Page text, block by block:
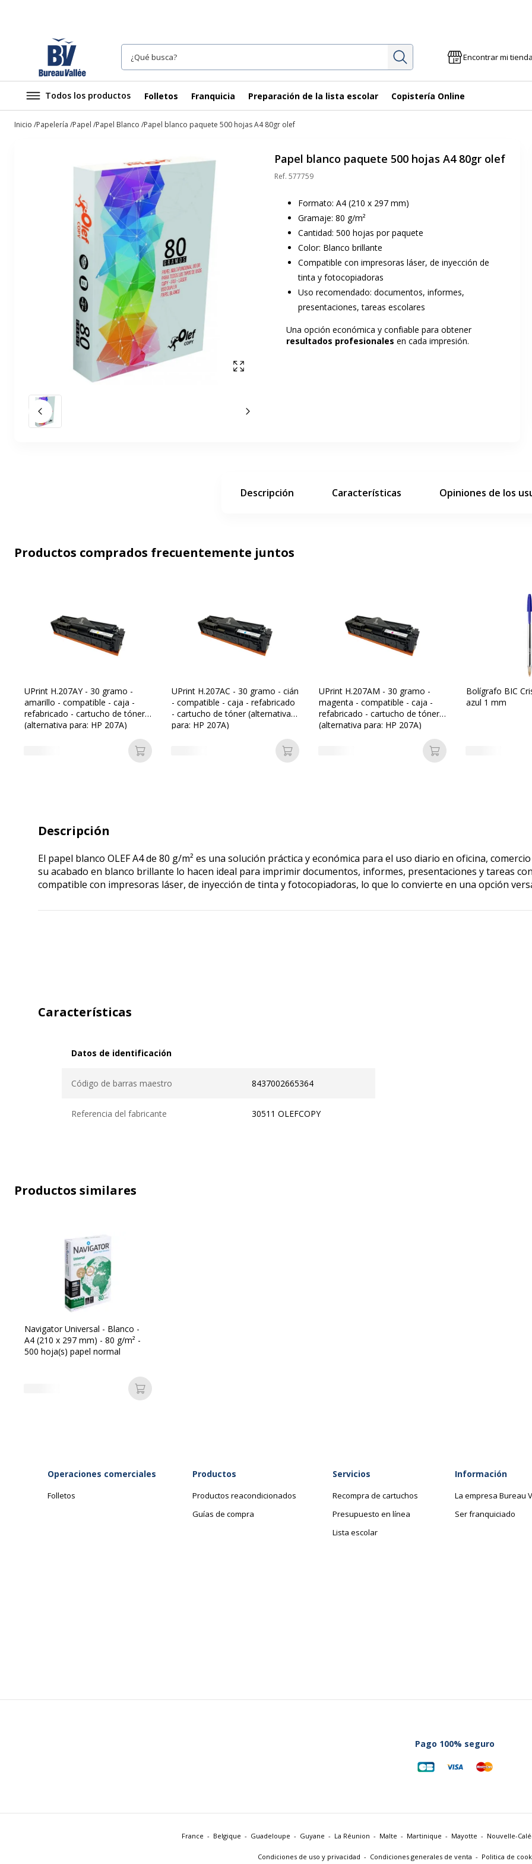
InvestigaciónEncontrar mi tienda
Todos los productos Folletos Franquicia Preparación de la lista escolar Copistería Online
Inicio Papelería Papel Papel Blanco Papel blanco paquete 500 hojas A4 80gr olef
Mostrar pantalla completa
Diapositiva anterior La siguiente diapositiva
Papel blanco paquete 500 hojas A4 80gr olef
Ref. 577759
Formato: A4 (210 x 297 mm)
Gramaje: 80 g/m²
Cantidad: 500 hojas por paquete
Color: Blanco brillante
Compatible con impresoras láser, de inyección de
tinta y fotocopiadoras
Uso recomendado: documentos, informes,
presentaciones, tareas escolares
Una opción económica y confiable para obtener
resultados profesionales en cada impresión.
Descripción Características Opiniones de los
Productos comprados frecuentemente juntos
UPrint H.207AY - 30 gramo -
amarillo - compatible - caja -
refabricado - cartucho de tóner
(alternativa para: HP 207A)
Añadir a la cesta
UPrint H.207AC - 30 gramo - cián
- compatible - caja - refabricado
- cartucho de tóner (alternativa
para: HP 207A)
Añadir a la cesta
UPrint H.207AM - 30 gramo -
magenta - compatible - caja -
refabricado - cartucho de tóner
(alternativa para: HP 207A)
Añadir a la cesta
Bolígrafo BIC
azul 1 mm
Descripción
El papel blanco OLEF A4 de 80 g/m² es una solución práctica y económica para el uso diario en oficina,
su acabado en blanco brillante lo hacen ideal para imprimir documentos, informes, presentaciones y tareas
compatible con impresoras láser, de inyección de tinta y fotocopiadoras, lo que lo convierte en una opción
Características
Datos de identificación
Código de barras maestro 8437002665364
Referencia del fabricante 30511 OLEFCOPY
Productos similares
Navigator Universal - Blanco -
A4 (210 x 297 mm) - 80 g/m² -
500 hoja(s) papel normal
Añadir a la cesta
Operaciones comerciales
Folletos
Productos
Productos reacondicionados
Guías de compra
Servicios
Recompra de cartuchos
Presupuesto en línea
Lista escolar
Información
La empresa Bureau
Ser franquiciado
Pago 100% seguro
France Belgique Guadeloupe Guyane La Réunion Malte Martinique Mayotte Nouvelle-
Condiciones de uso y privacidad Condiciones generales de venta Politica de